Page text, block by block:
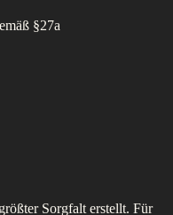
§27a
Sorgfalt erstellt. Für